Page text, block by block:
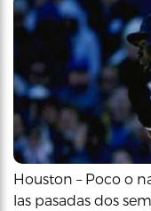
Houston – Poco o
las pasadas dos